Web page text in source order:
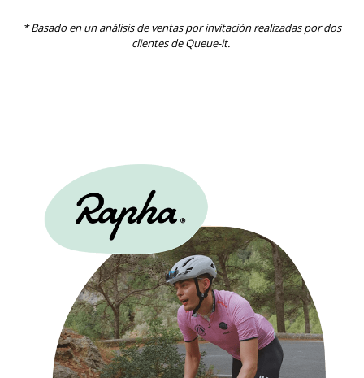
* Basado en un análisis de ventas por invitación realizadas por dos
clientes de Queue-it.